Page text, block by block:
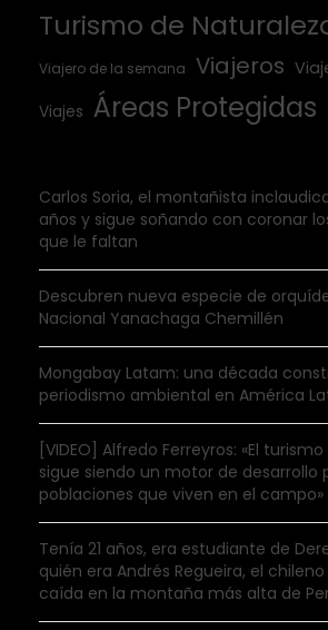
Turismo de
Viajero de la semana Viajeros
Viajes Áreas Protegidas
Carlos Soria, el montañista
años y sigue soñando con coronar
que le faltan
Descubren nueva especie de
Nacional Yanachaga Chemillén
Mongabay Latam: una década
periodismo ambiental en América
[VIDEO] Alfredo Ferreyros: «El
sigue siendo un motor de desarrollo
poblaciones que viven en el campo»
Tenía 21 años, era estudiante de
quién era Andrés Regueira, el
caída en la montaña más alta de